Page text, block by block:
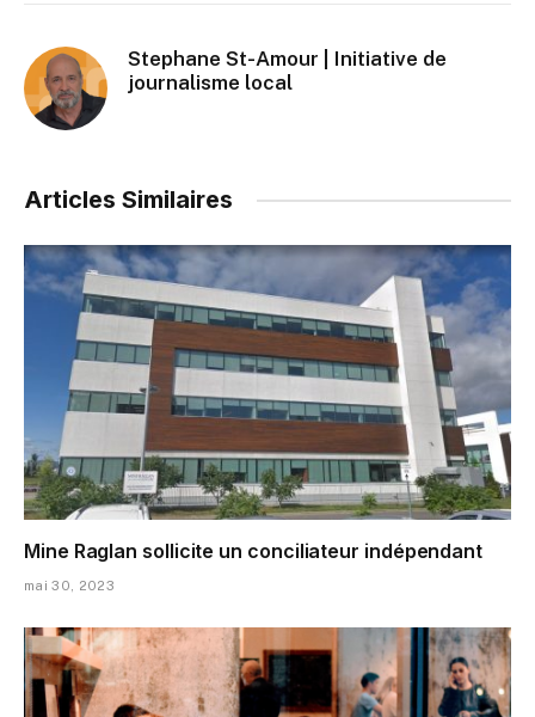
Stephane St-Amour | Initiative de
journalisme local
Articles Similaires
Mine Raglan sollicite un conciliateur indépendant
mai 30, 2023